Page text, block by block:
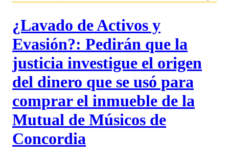
¿Lavado de Activos y
Evasión?: Pedirán que la
justicia investigue el origen
del dinero que se usó para
comprar el inmueble de la
Mutual de Músicos de
Concordia